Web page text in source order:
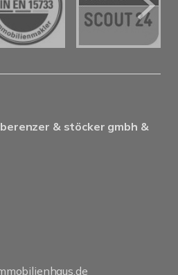
& stöcker gmbh &